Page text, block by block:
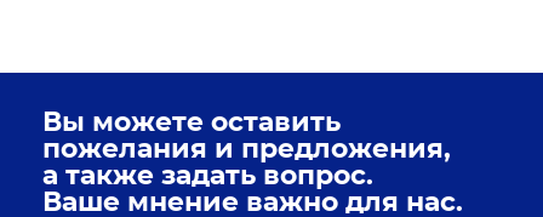
Вы можете оставить
пожелания и предложения,
а также задать вопрос.
Ваше мнение важно для нас.